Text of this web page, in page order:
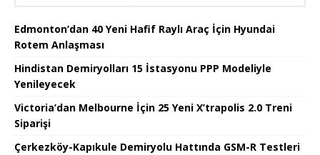
Edmonton’dan 40 Yeni Hafif Raylı Araç İçin Hyundai
Rotem Anlaşması
Hindistan Demiryolları 15 İstasyonu PPP Modeliyle
Yenileyecek
Victoria’dan Melbourne İçin 25 Yeni X’trapolis 2.0 Treni
Siparişi
Çerkezköy-Kapıkule Demiryolu Hattında GSM-R Testleri